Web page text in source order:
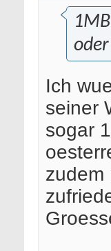
Ich
seiner
sogar
zudem